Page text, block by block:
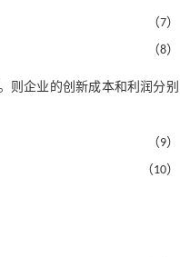
（7）
（8）
则企业的创新成本和利润分别
（9）
（10）